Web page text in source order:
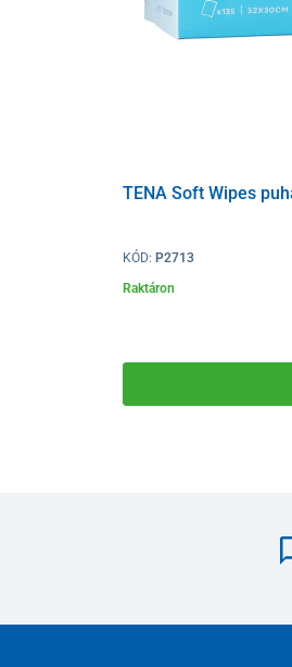
TENA Soft Wipes
KÓD: P2713
Raktáron